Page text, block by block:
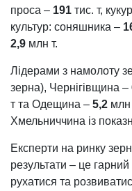
проса – 191 тис. т,
культур: соняшника –
2,9 млн т.
Лідерами з намолоту
зерна), Чернігівщина –
т та Одещина – 5,2 млн
Хмельниччина із
Експерти на ринку
результати – це
рухатися та